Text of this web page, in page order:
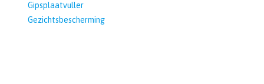
Gipsplaatvuller
Gezichtsbescherming